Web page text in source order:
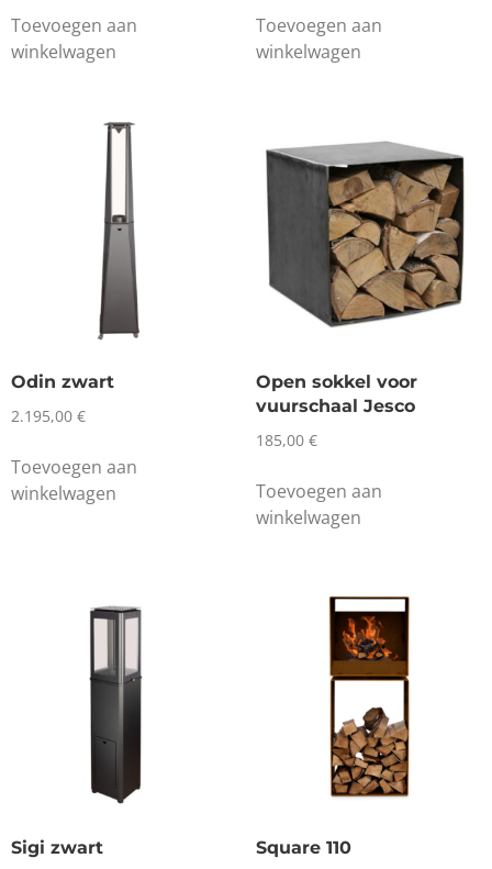
Toevoegen aan
winkelwagen
Toevoegen aan
winkelwagen
Odin zwart
2.195,00 €
Toevoegen aan
winkelwagen
Open sokkel voor
vuurschaal Jesco
185,00 €
Toevoegen aan
winkelwagen
Sigi zwart
Square 110